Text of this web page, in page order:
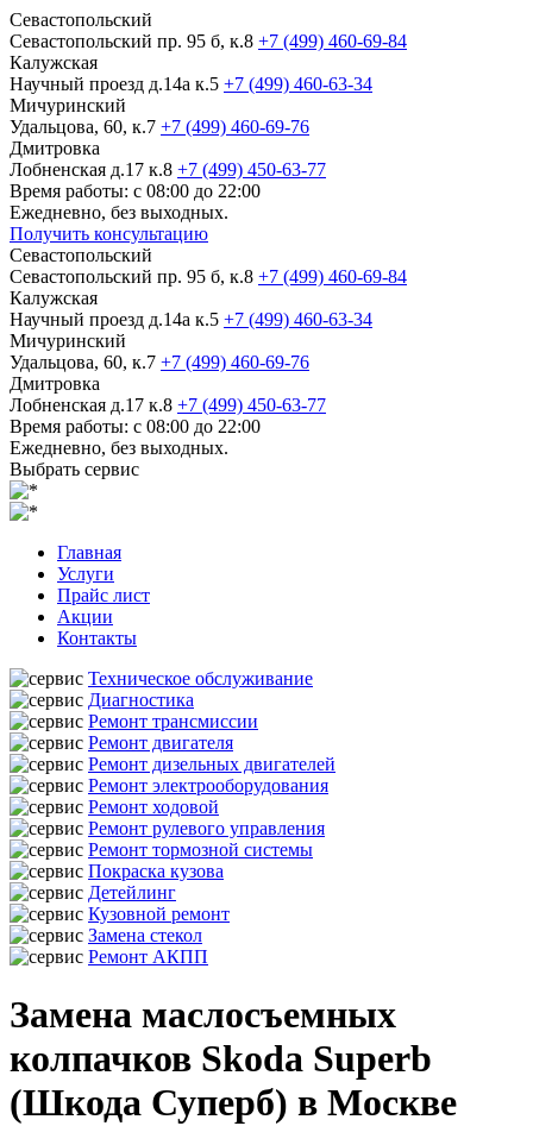
Севастопольский
Севастопольский пр. 95 б, к.8 +7 (499) 460-69-84
Калужская
Научный проезд д.14а к.5 +7 (499) 460-63-34
Мичуринский
Удальцова, 60, к.7 +7 (499) 460-69-76
Дмитровка
Лобненская д.17 к.8 +7 (499) 450-63-77
Время работы: с 08:00 до 22:00
Ежедневно, без выходных.
Получить консультацию
Севастопольский
Севастопольский пр. 95 б, к.8 +7 (499) 460-69-84
Калужская
Научный проезд д.14а к.5 +7 (499) 460-63-34
Мичуринский
Удальцова, 60, к.7 +7 (499) 460-69-76
Дмитровка
Лобненская д.17 к.8 +7 (499) 450-63-77
Время работы: с 08:00 до 22:00
Ежедневно, без выходных.
Выбрать сервис
Главная
Услуги
Прайс лист
Акции
Контакты
Техническое обслуживание
Диагностика
Ремонт трансмиссии
Ремонт двигателя
Ремонт дизельных двигателей
Ремонт электрооборудования
Ремонт ходовой
Ремонт рулевого управления
Ремонт тормозной системы
Покраска кузова
Детейлинг
Кузовной ремонт
Замена стекол
Ремонт АКПП
Замена маслосъемных
колпачков Skoda Superb
(Шкода Суперб) в Москве